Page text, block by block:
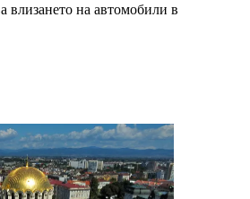
влизането на автомобили в